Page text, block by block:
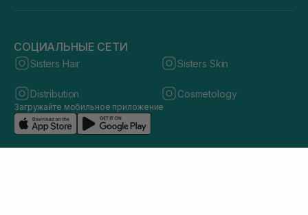
СОЦИАЛЬНЫЕ СЕТИ
Sisters Hair Sisters Skin
Distribution Cosmetology
Загружайте мобильное приложение